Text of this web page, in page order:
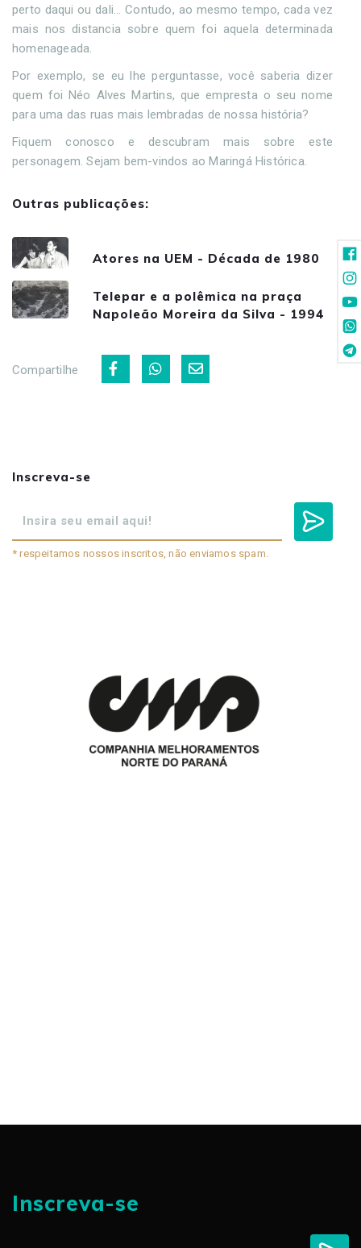
perto daqui ou dali... Contudo, ao mesmo tempo, cada vez
mais nos distancia sobre quem foi aquela determinada
homenageada.
Por exemplo, se eu lhe perguntasse, você saberia dizer
quem foi Néo Alves Martins, que empresta o seu nome
para uma das ruas mais lembradas de nossa história?
Fiquem conosco e descubram mais sobre este
personagem. Sejam bem-vindos ao Maringá Histórica.
Outras publicações:
Atores na UEM - Década de 1980
Telepar e a polêmica na praça
Napoleão Moreira da Silva - 1994
Compartilhe
Inscreva-se
* respeitamos nossos inscritos, não enviamos spam.
Inscreva-se